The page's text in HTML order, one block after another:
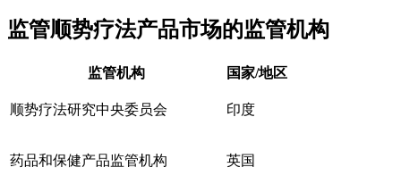
监管顺势疗法产品市场的监管机构
监管机构 国家/地区
顺势疗法研究中央委员会 印度
药品和保健产品监管机构 英国